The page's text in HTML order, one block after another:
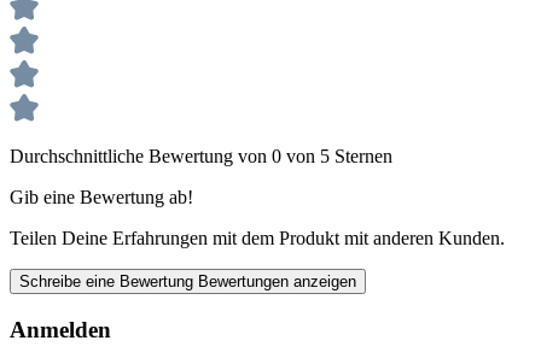
Durchschnittliche Bewertung von 0 von 5 Sternen
Gib eine Bewertung ab!
Teilen Deine Erfahrungen mit dem Produkt mit anderen Kunden.
Schreibe eine Bewertung Bewertungen anzeigen
Anmelden